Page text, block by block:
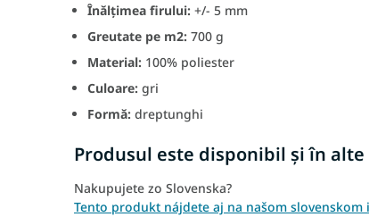
Înălțimea firului: +/- 5 mm
Greutate pe m2: 700 g
Material: 100% poliester
Culoare: gri
Formă: dreptunghi
Produsul este disponibil și în
Nakupujete zo Slovenska?
Tento produkt nájdete aj na našom